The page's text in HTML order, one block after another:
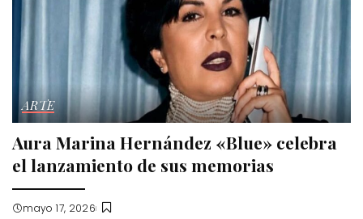
ARTE
Aura Marina Hernández «Blue» celebra
el lanzamiento de sus memorias
mayo 17, 2026